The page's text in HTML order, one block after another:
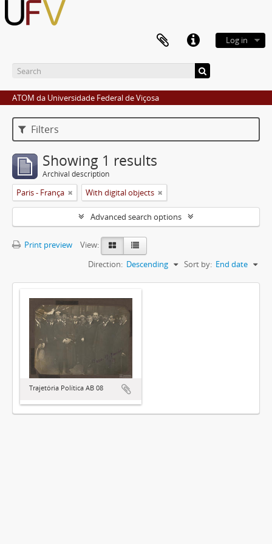
Log in
ATOM da Universidade Federal de Viçosa
Filters
Showing 1 results
Archival description
Paris - França With digital objects
Advanced search options
Print preview
View:
Sort by: End date
Direction: Descending
Trajetória Política AB 08